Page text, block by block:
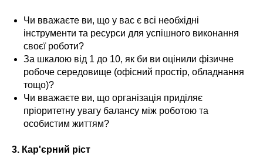
Чи вважаєте ви, що у вас є всі необхідні
інструменти та ресурси для успішного виконання
своєї роботи?
За шкалою від 1 до 10, як би ви оцінили фізичне
робоче середовище (офісний простір, обладнання
тощо)?
Чи вважаєте ви, що організація приділяє
пріоритетну увагу балансу між роботою та
особистим життям?
3. Кар'єрний ріст